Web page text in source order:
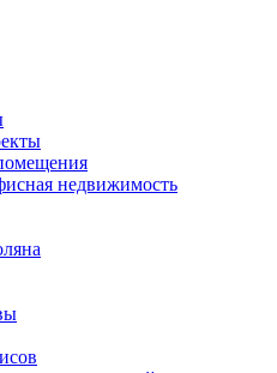
недвижимость